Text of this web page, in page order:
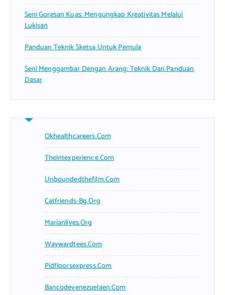
Seni Goresan Kuas: Mengungkap Kreativitas Melalui
Lukisan
Panduan Teknik Sketsa Untuk Pemula
Seni Menggambar Dengan Arang: Teknik Dan Panduan
Dasar
Okhealthcareers.com
Theintexperience.com
Unboundedthefilm.com
Catfriends-Bg.org
Marianlives.org
Waywardtees.com
Pidfloorsexpress.com
Bancodevenezuelaen.com